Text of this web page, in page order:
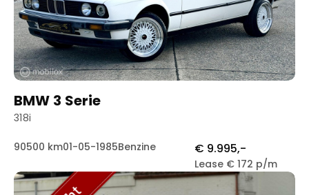
BMW 3 Serie
318i
90500 km01-05-1985Benzine € 9.995,-
Lease € 172 p/m